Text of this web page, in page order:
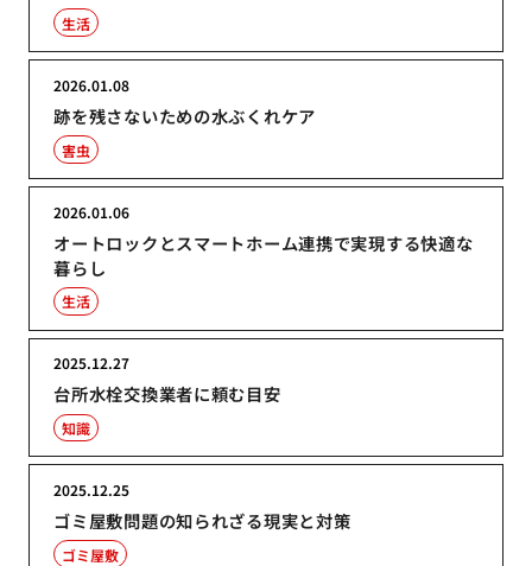
生活
跡を残さないための水ぶくれケア
2026.01.08
害虫
オートロックとスマートホーム連携で実現する快適な
暮らし
2026.01.06
生活
台所水栓交換業者に頼む目安
2025.12.27
知識
ゴミ屋敷問題の知られざる現実と対策
2025.12.25
ゴミ屋敷